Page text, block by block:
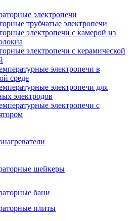
электропечи
трубчатые электропечи
электропечи с камерой из
электропечи с керамической
электропечи в
среде
электропечи для
электродов
электропечи с
шейкеры
бани
плиты